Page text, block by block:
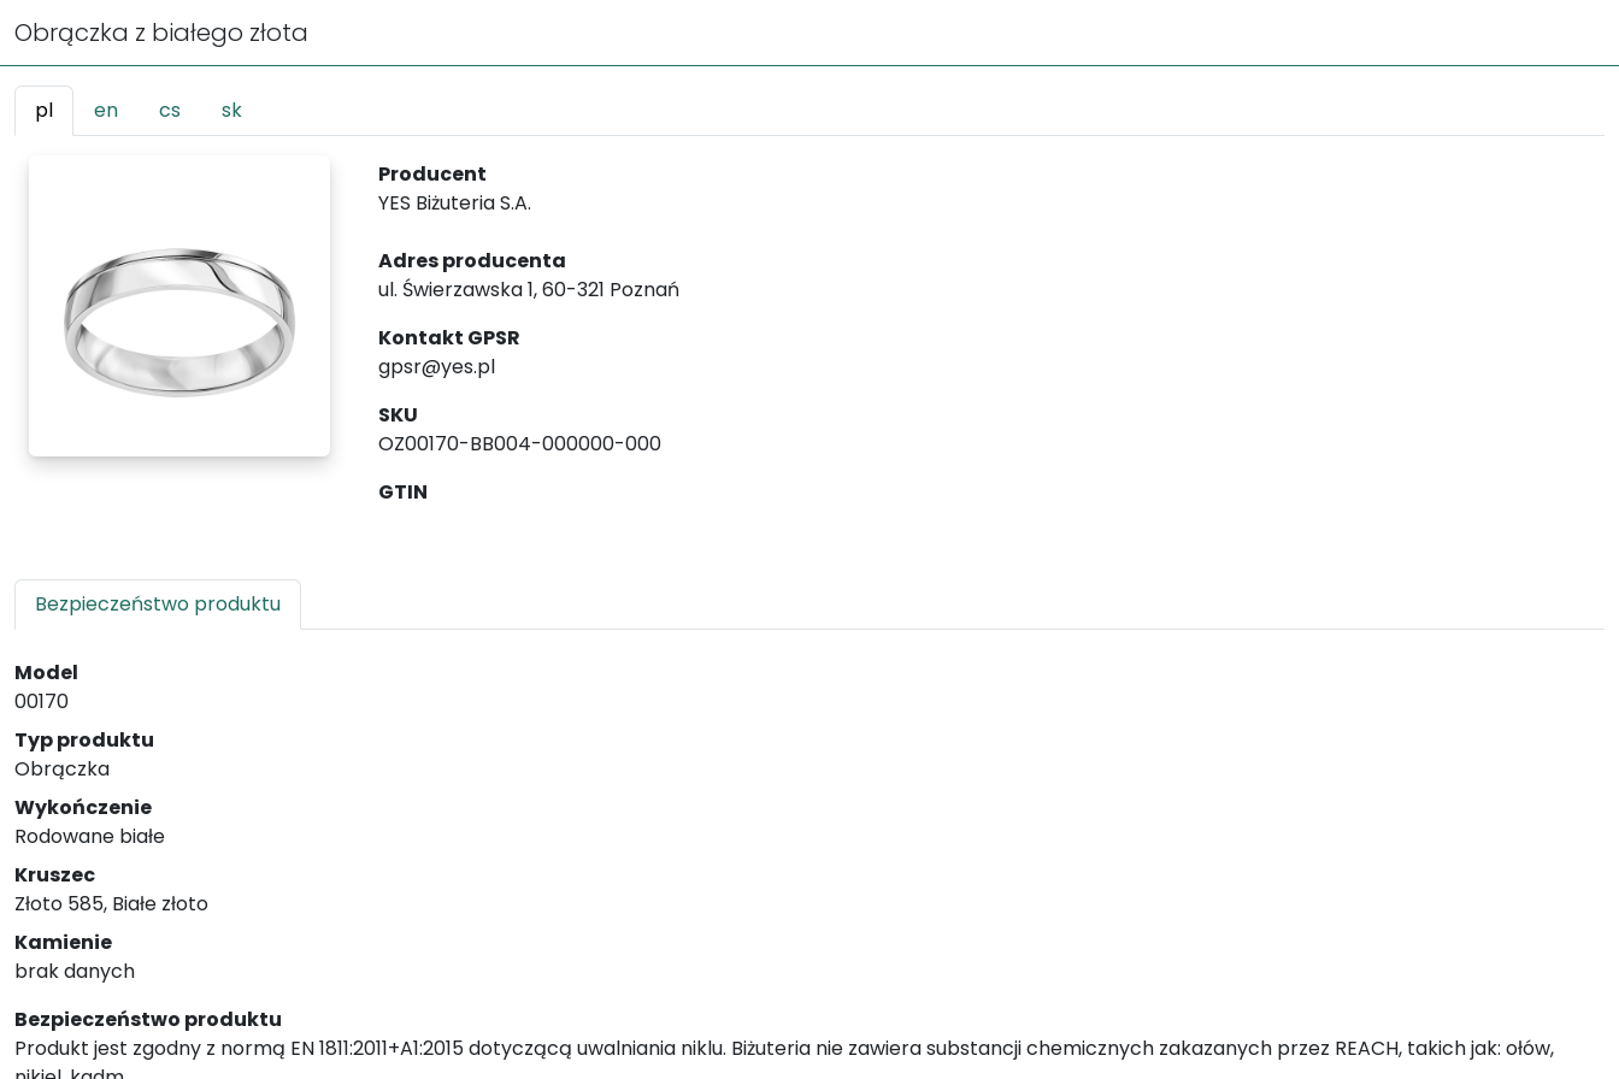
Obrączka z białego złota
pl en cs sk
Producent
YES Biżuteria S.A.
Adres producenta
ul. Świerzawska 1, 60-321 Poznań
Kontakt GPSR
gpsr@yes.pl
SKU
OZ00170-BB004-000000-000
GTIN
Bezpieczeństwo produktu
Model
00170
Typ produktu
Obrączka
Wykończenie
Rodowane białe
Kruszec
Złoto 585, Białe złoto
Kamienie
brak danych
Bezpieczeństwo produktu
Produkt jest zgodny z normą EN 1811:2011+A1:2015 dotyczącą uwalniania niklu. Biżuteria nie zawiera substancji chemicznych zakazanych przez REACH, takich jak: ołów,